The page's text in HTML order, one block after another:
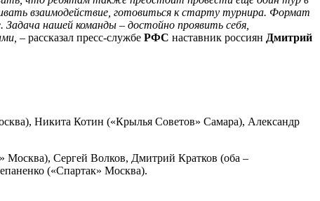
взаимодействие, готовиться к старту турнира. Формат
нашей команды – достойно проявить себя,
– рассказал пресс-службе РФС наставник россиян Дмитрий
Никита Котин («Крылья Советов» Самара), Александр
Сергей Волков, Дмитрий Кратков (оба –
(«Спартак» Москва).